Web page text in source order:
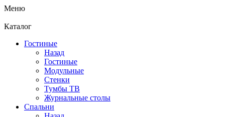
Меню
Каталог
Гостиные
Назад
Гостиные
Модульные
Стенки
Тумбы ТВ
Журнальные столы
Спальни